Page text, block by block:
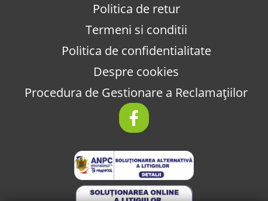
Politica de retur
Termeni si conditii
Politica de confidentialitate
Despre cookies
Procedura de Gestionare a Reclamațiilor